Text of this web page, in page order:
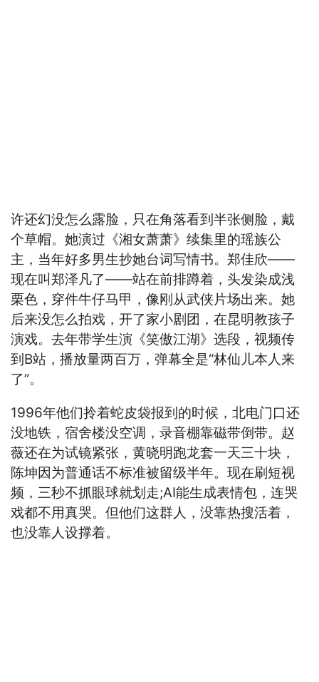
许还幻没怎么露脸，只在角落看到半张侧脸，戴
个草帽。她演过《湘女萧萧》续集里的瑶族公
主，当年好多男生抄她台词写情书。郑佳欣——
现在叫郑泽凡了——站在前排蹲着，头发染成浅
栗色，穿件牛仔马甲，像刚从武侠片场出来。她
后来没怎么拍戏，开了家小剧团，在昆明教孩子
演戏。去年带学生演《笑傲江湖》选段，视频传
到B站，播放量两百万，弹幕全是“林仙儿本人来
了”。
1996年他们拎着蛇皮袋报到的时候，北电门口还
没地铁，宿舍楼没空调，录音棚靠磁带倒带。赵
薇还在为试镜紧张，黄晓明跑龙套一天三十块，
陈坤因为普通话不标准被留级半年。现在刷短视
频，三秒不抓眼球就划走;AI能生成表情包，连哭
戏都不用真哭。但他们这群人，没靠热搜活着，
也没靠人设撑着。